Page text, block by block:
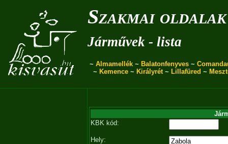
Szakmai oldalak
Járművek - lista
~ Almamellék ~ Balatonfenyves ~
~ Kemence~ Királyrét~ Lillafüred ~
KBK kód:
Hely: